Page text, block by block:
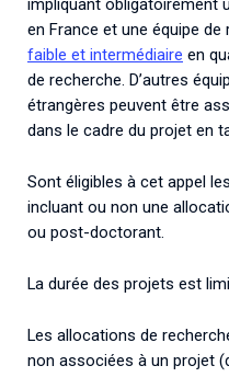
impliquant obligatoirement
en France et une équipe de
faible et intermédiaire en
de recherche. D’autres
étrangères peuvent être
dans le cadre du projet en
Sont éligibles à cet appel
incluant ou non une
ou post-doctorant.
La durée des projets est
Les allocations de
non associées à un projet